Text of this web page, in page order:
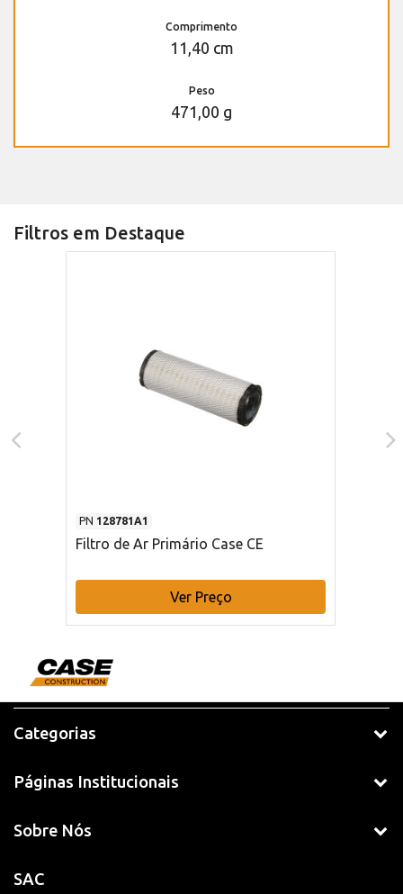
Comprimento
11,40 cm
Peso
471,00 g
Filtros em Destaque
PN 128781A1
Filtro de Ar Primário Case CE
Ver Preço
Categorias
Páginas Institucionais
Sobre Nós
SAC